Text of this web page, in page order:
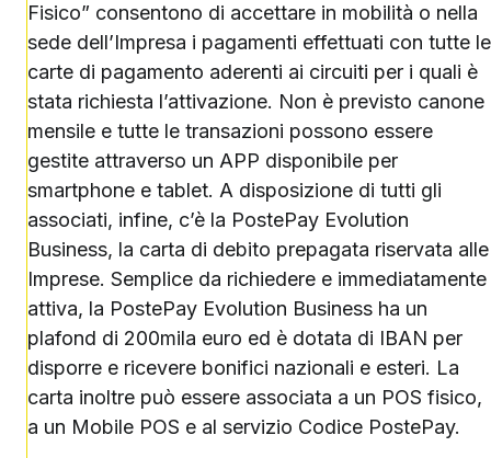
Fisico” consentono di accettare in mobilità o nella
sede dell’Impresa i pagamenti effettuati con tutte le
carte di pagamento aderenti ai circuiti per i quali è
stata richiesta l’attivazione. Non è previsto canone
mensile e tutte le transazioni possono essere
gestite attraverso un APP disponibile per
smartphone e tablet. A disposizione di tutti gli
associati, infine, c’è la PostePay Evolution
Business, la carta di debito prepagata riservata alle
Imprese. Semplice da richiedere e immediatamente
attiva, la PostePay Evolution Business ha un
plafond di 200mila euro ed è dotata di IBAN per
disporre e ricevere bonifici nazionali e esteri. La
carta inoltre può essere associata a un POS fisico,
a un Mobile POS e al servizio Codice PostePay.